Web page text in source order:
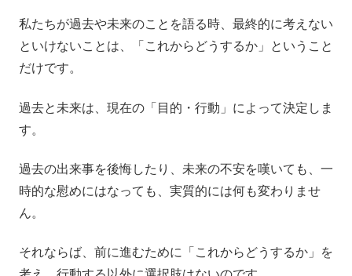
私たちが過去や未来のことを語る時、最終的に考えない
といけないことは、「これからどうするか」ということ
だけです。
過去と未来は、現在の「目的・行動」によって決定しま
す。
過去の出来事を後悔したり、未来の不安を嘆いても、一
時的な慰めにはなっても、実質的には何も変わりませ
ん。
それならば、前に進むために「これからどうするか」を